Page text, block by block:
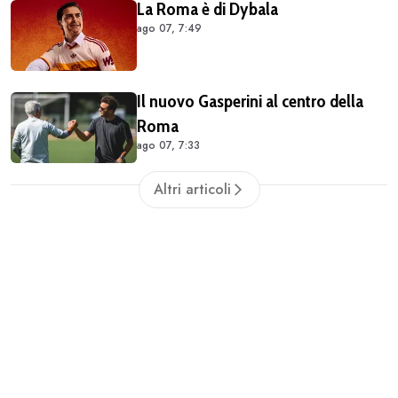
La Roma è di Dybala
ago 07, 7:49
Il nuovo Gasperini al centro della
Roma
ago 07, 7:33
Altri articoli